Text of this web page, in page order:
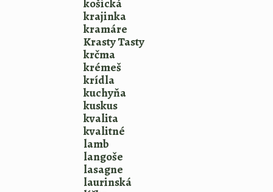
košická
krajinka
kramáre
Krasty Tasty
krčma
krémeš
krídla
kuchyňa
kuskus
kvalita
kvalitné
lamb
langoše
lasagne
laurinská